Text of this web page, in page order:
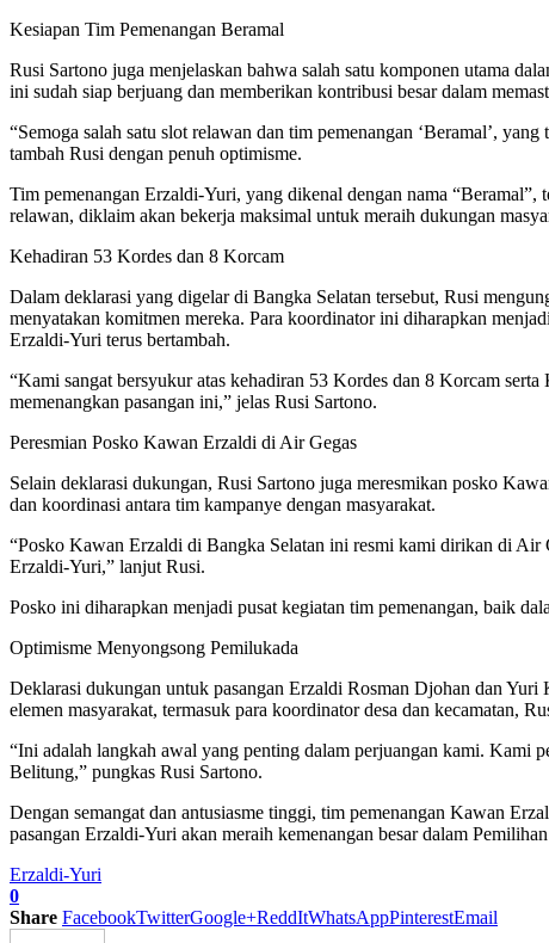
Kesiapan Tim Pemenangan Beramal
Rusi Sartono juga menjelaskan bahwa salah satu komponen utama
ini sudah siap berjuang dan memberikan kontribusi besar dalam
“Semoga salah satu slot relawan dan tim pemenangan ‘Beramal’,
tambah Rusi dengan penuh optimisme.
Tim pemenangan Erzaldi-Yuri, yang dikenal dengan nama
relawan, diklaim akan bekerja maksimal untuk meraih dukungan
Kehadiran 53 Kordes dan 8 Korcam
Dalam deklarasi yang digelar di Bangka Selatan tersebut, Rusi
menyatakan komitmen mereka. Para koordinator ini diharapkan
Erzaldi-Yuri terus bertambah.
“Kami sangat bersyukur atas kehadiran 53 Kordes dan 8 Korcam
memenangkan pasangan ini,” jelas Rusi Sartono.
Peresmian Posko Kawan Erzaldi di Air Gegas
Selain deklarasi dukungan, Rusi Sartono juga meresmikan posko
dan koordinasi antara tim kampanye dengan masyarakat.
“Posko Kawan Erzaldi di Bangka Selatan ini resmi kami dirikan di Air
Erzaldi-Yuri,” lanjut Rusi.
Posko ini diharapkan menjadi pusat kegiatan tim pemenangan, baik
Optimisme Menyongsong Pemilukada
Deklarasi dukungan untuk pasangan Erzaldi Rosman Djohan dan
elemen masyarakat, termasuk para koordinator desa dan kecamatan,
“Ini adalah langkah awal yang penting dalam perjuangan kami. Kami
Belitung,” pungkas Rusi Sartono.
Dengan semangat dan antusiasme tinggi, tim pemenangan Kawan
pasangan Erzaldi-Yuri akan meraih kemenangan besar dalam
Erzaldi-Yuri
0
Share FacebookTwitterGoogle+ReddItWhatsAppPinterestEmail